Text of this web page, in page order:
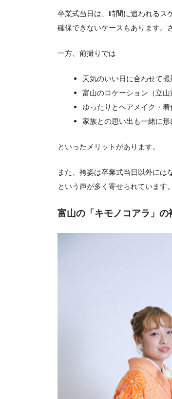
卒業式当日は、時間に追われるス
確保できないケースもあります。
一方、前撮りでは
天気のいい日に合わせて撮
富山のロケーション（立
ゆったりとヘアメイク・
家族との思い出も一緒に形
といったメリットがあります。
また、袴姿は卒業式当日以外には
という声が多く寄せられています。
富山の「キモノコアラ」